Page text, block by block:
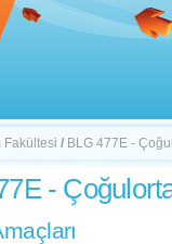
Fakültesi / BLG 477E -
-